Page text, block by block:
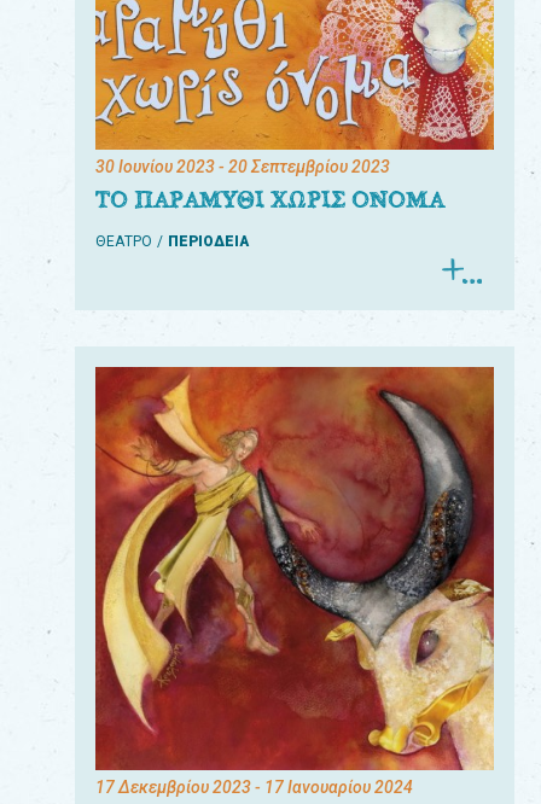
30 Ιουνίου 2023- 20 Σεπτεμβρίου 2023
ΤΟ ΠΑΡΑΜΥΘΙ ΧΩΡΙΣ ΟΝΟΜΑ
ΘΕΑΤΡΟ ΠΕΡΙΟΔΕΙΑ
17 Δεκεμβρίου 2023- 17 Ιανουαρίου 2024